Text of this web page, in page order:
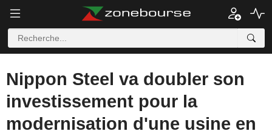
Nippon Steel va doubler son
investissement pour la
modernisation d'une usine en